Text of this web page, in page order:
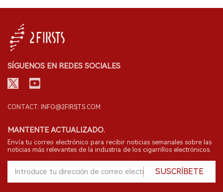
SÍGUENOS EN REDES SOCIALES
CONTACT: INFO@2FIRSTS.COM
MANTENTE ACTUALIZADO.
Envía tu correo electrónico para recibir noticias semanales sobre las
noticias más relevantes de la industria de los cigarrillos electrónicos.
SUSCRÍBETE